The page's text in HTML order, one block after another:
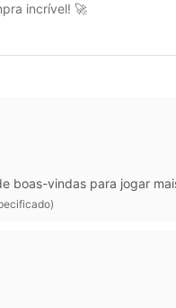
incrível! 🚀
boas-vindas para jogar